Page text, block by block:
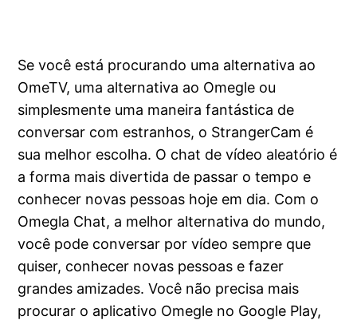
Se você está procurando uma alternativa ao
OmeTV, uma alternativa ao Omegle ou
simplesmente uma maneira fantástica de
conversar com estranhos, o StrangerCam é
sua melhor escolha. O chat de vídeo aleatório é
a forma mais divertida de passar o tempo e
conhecer novas pessoas hoje em dia. Com o
Omegla Chat, a melhor alternativa do mundo,
você pode conversar por vídeo sempre que
quiser, conhecer novas pessoas e fazer
grandes amizades. Você não precisa mais
procurar o aplicativo Omegle no Google Play,